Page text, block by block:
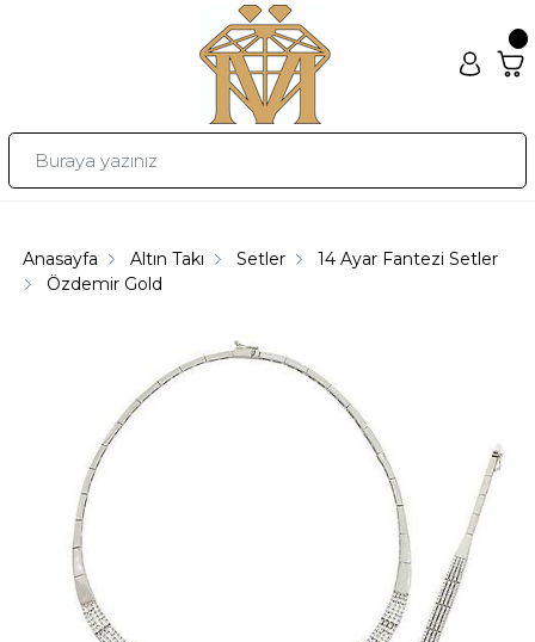
Anasayfa Altın Takı Setler
14 Ayar Fantezi Setler
Özdemir Gold